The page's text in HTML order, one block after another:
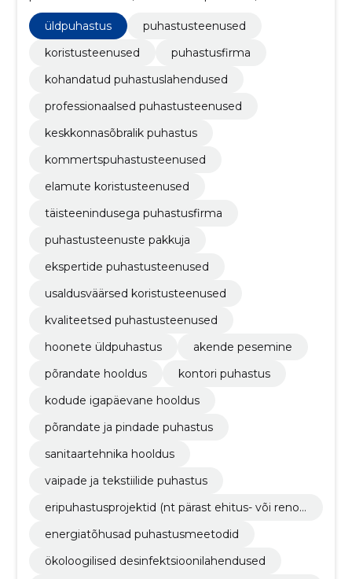
kodude igapäevane hooldus, Ökoloogilised
desinfektsioonilahendused, energiatõhusad
puhastusmeetodid, eripuhastusprojektid (nt pärast
üldpuhastus
puhastusteenused
koristusteenused
puhastusfirma
kohandatud puhastuslahendused
professionaalsed puhastusteenused
keskkonnasõbralik puhastus
kommertspuhastusteenused
elamute koristusteenused
täisteenindusega puhastusfirma
puhastusteenuste pakkuja
ekspertide puhastusteenused
usaldusväärsed koristusteenused
kvaliteetsed puhastusteenused
hoonete üldpuhastus
akende pesemine
põrandate hooldus
kontori puhastus
kodude igapäevane hooldus
põrandate ja pindade puhastus
sanitaartehnika hooldus
vaipade ja tekstiilide puhastus
eripuhastusprojektid (nt pärast ehitus- või renov
energiatõhusad puhastusmeetodid
ökoloogilised desinfektsioonilahendused